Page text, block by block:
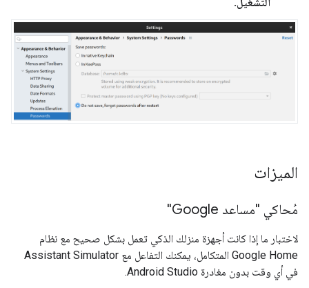
التشغيل.
الميزات
مُحاكي "مساعد Google"
لاختبار ما إذا كانت أجهزة منزلك الذكي تعمل بشكل صحيح مع نظام
Google Home المتكامل، يمكنك التفاعل مع
Assistant Simulator
في أي وقت بدون مغادرة Android Studio
.